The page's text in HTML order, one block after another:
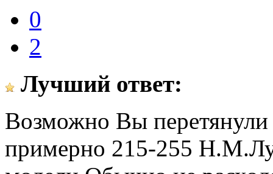
0
2
Лучший ответ:
Возможно Вы
примерно 215-255